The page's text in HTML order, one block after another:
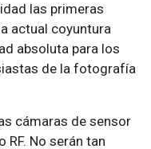
las primeras
actual coyuntura
absoluta para los
de la fotografía
cámaras de sensor
RF. No serán tan